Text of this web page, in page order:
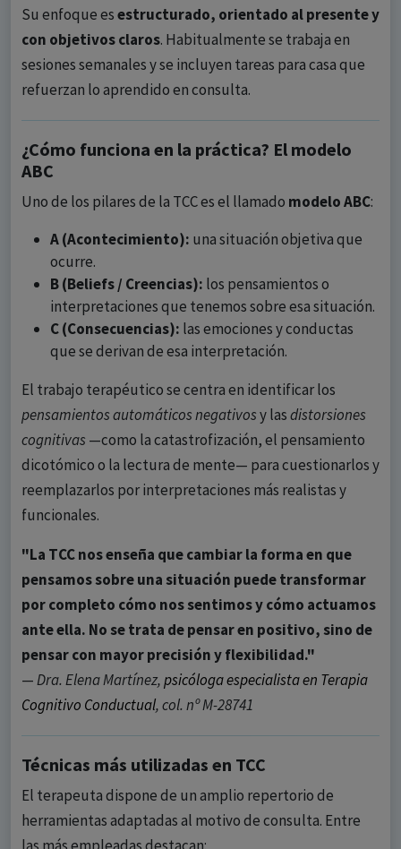
Su enfoque esestructurado, orientado al presente y
con objetivos claros. Habitualmente se trabaja en
sesiones semanales y se incluyen tareas para casa que
refuerzan lo aprendido en consulta.
¿Cómo funciona en la práctica? El modelo
ABC
Uno de los pilares de la TCC es el llamado modelo ABC:
A (Acontecimiento): una situación objetiva que
ocurre.
B (Beliefs / Creencias): los pensamientos o
interpretaciones que tenemos sobre esa situación.
C (Consecuencias): las emociones y conductas
que se derivan de esa interpretación.
El trabajo terapéutico se centra en identificar los
pensamientos automáticos negativosy lasdistorsiones
cognitivas —como la catastrofización, el pensamiento
dicotómico o la lectura de mente— para cuestionarlos y
reemplazarlos por interpretaciones más realistas y
funcionales.
"La TCC nos enseña que cambiar la forma en que
pensamos sobre una situación puede transformar
por completo cómo nos sentimos y cómo actuamos
ante ella. No se trata de pensar en positivo, sino de
pensar con mayor precisión y flexibilidad."
—Dra. Elena Martínez,psicóloga especialista en Terapia
Cognitivo Conductual, col. nº M-28741
Técnicas más utilizadas en TCC
El terapeuta dispone de un amplio repertorio de
herramientas adaptadas al motivo de consulta. Entre